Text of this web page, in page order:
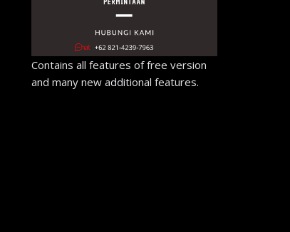
Contains all features of free version
and many new additional features.